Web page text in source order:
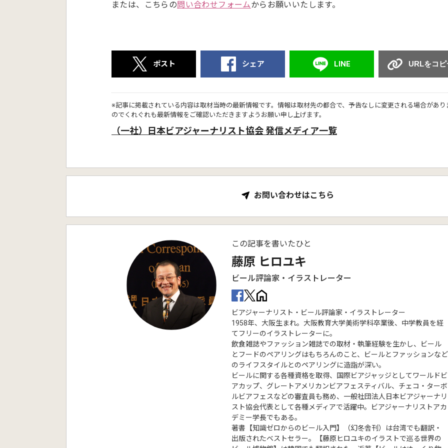
または、こちらの問い合わせフォームからお願いいたします。
ポスト シェア LINE URLをコピ
※記事に掲載されている内容は取材当時の最新情報です。情報は取材先の都合で、予告なしに変更される場合があり
のでくれぐれも最新情報をご確認いただきますようお願い申し上げます。
（一社）日本ビアジャーナリスト協会 発信メディア一覧
お問い合わせはこちら
この記事を書いたひと
藤原 ヒロユキ
ビール評論家・イラストレーター
ビアジャーナリスト・ビール評論家・イラストレーター
1958年、大阪生まれ。大阪教育大学美術学科卒業後、中学教員を経
てフリーのイラストレーターに。
飲食雑誌やファッション雑誌での取材・執筆経験を生かし、ビール
とフードのペアリングはもちろんのこと、ビールとファッションなど
のライフスタイルとのペアリングに造詣が深い。
ビールに関する各種資格を取得、国際ビアジャッジとしてワールドビ
アカップ、グレートアメリカンビアフェスティバル、チェコ・ターボ
ルビアフェスなどの審査員も務め、一般社団法人日本ビアジャーナリ
スト協会代表として各種メディアで活躍中。ビアジャーナリストアカ
デミー学長でもある。
著書【知識ゼロからのビール入門】（幻冬舎刊）は台湾でも翻訳・
出版されたベストセラー。【藤原ヒロユキのイラストで巡る世界の